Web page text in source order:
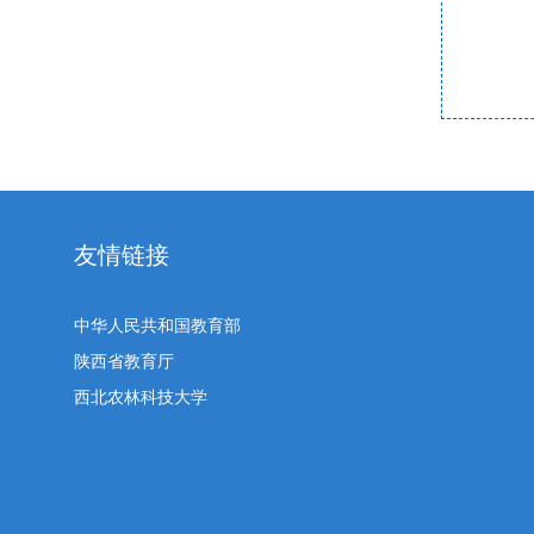
友情链接
中华人民共和国教育部
陕西省教育厅
西北农林科技大学